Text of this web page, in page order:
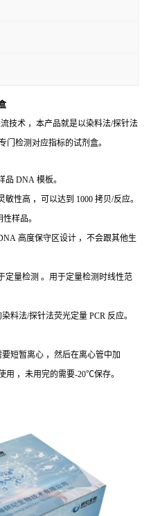
技术 ，本产品就是以染料法/探针法
门检测对应指标的试剂盒。
DNA 模板。
性高 ，可以达到 1000 拷贝/反应。
样品。
高度保守区设计 ，不会跟其他生
量检测 。用于定量检测时线性范
料法/探针法荧光定量 PCR 反应。
短暂离心 ，然后在离心管中加
用 ，未用完的需要-20℃保存。